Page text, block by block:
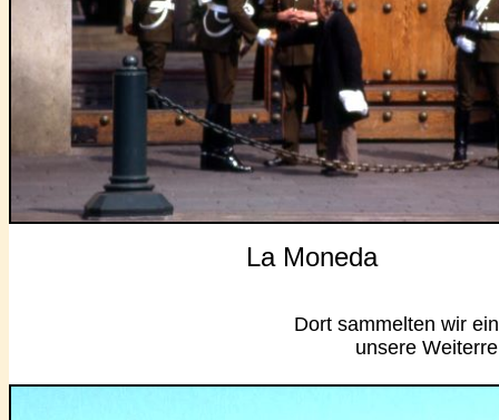
La Moneda
Dort sammelten wir
unsere